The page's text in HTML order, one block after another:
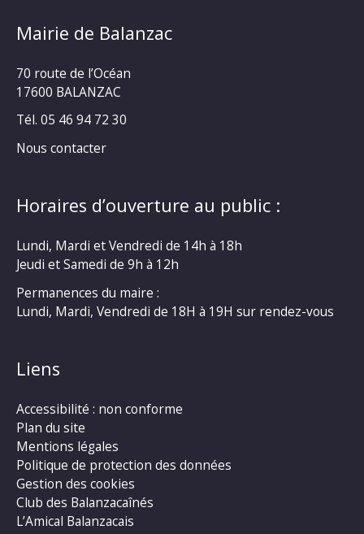
Mairie de Balanzac
70 route de l’Océan
17600 BALANZAC
Tél. 05 46 94 72 30
Nous contacter
Horaires d’ouverture au public :
Lundi, Mardi et Vendredi de 14h à 18h
Jeudi et Samedi de 9h à 12h
Permanences du maire :
Lundi, Mardi, Vendredi de 18H à 19H sur rendez-vous
Liens
Accessibilité : non conforme
Plan du site
Mentions légales
Politique de protection des données
Gestion des cookies
Club des Balanzacaînés
L’Amical Balanzacais